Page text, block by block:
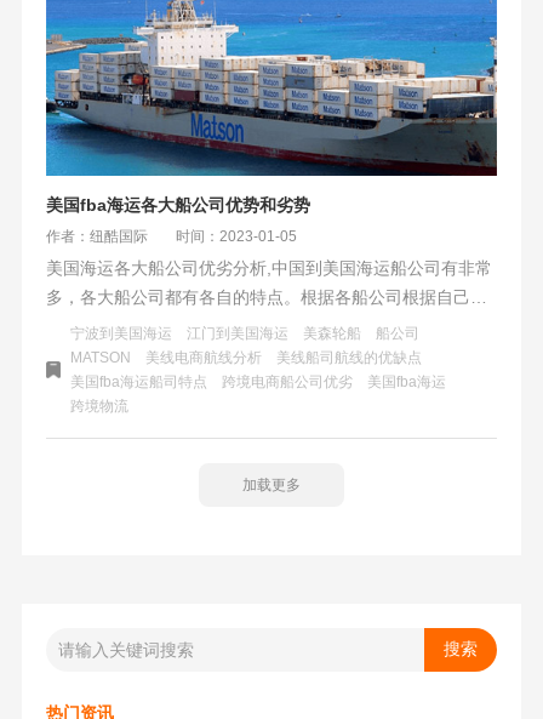
美国fba海运各大船公司优势和劣势
作者：纽酷国际 时间：2023-01-05
美国海运各大船公司优劣分析,中国到美国海运船公司有非常
多，各大船公司都有各自的特点。根据各船公司根据自己的
航线、码头设施等对海运运输推出自己的航运方案，抢占对
应的远洋市场份额。其中有针对时效的，有经济实惠的，也
有追求性价比……这里来聊一下跨境物流主流的几家船公司
的优点和缺点。
宁波到美国海运 江门到美国海运 美森轮船
船公司
MATSON
美线电商航线分析
美线船司航线的优缺点
美国fba海运船司特点
跨境电商船公司优劣
美国fba海运
跨境物流
加载更多
热门资讯